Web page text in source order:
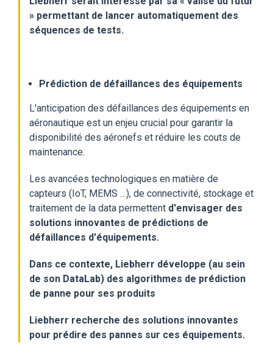
» permettant de lancer automatiquement des
séquences de tests.
Prédiction de défaillances des équipements
L'anticipation des défaillances des équipements en
aéronautique est un enjeu crucial pour garantir la
disponibilité des aéronefs et réduire les couts de
maintenance.
Les avancées technologiques en matière de
capteurs (IoT, MEMS …), de connectivité, stockage et
traitement de la data permettent d'envisager des
solutions innovantes de prédictions de
défaillances d'équipements.
Dans ce contexte, Liebherr développe (au sein
de son DataLab) des algorithmes de prédiction
de panne pour ses produits
Liebherr recherche des solutions innovantes
pour prédire des pannes sur ces équipements.